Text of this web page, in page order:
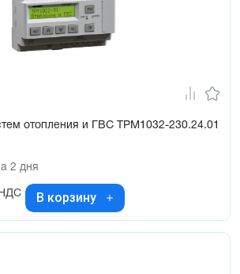
отопления и ГВС ТРМ1032-230.24.01
2 дня
В корзину